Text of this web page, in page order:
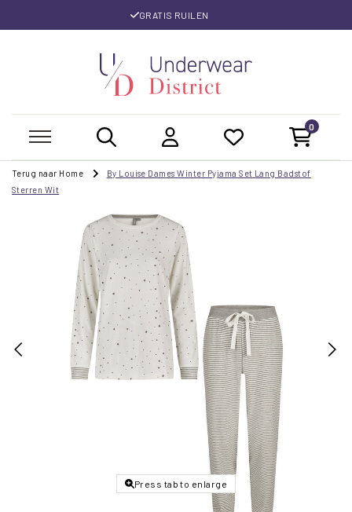
GRATIS RUILEN
0
Terug naar Home
By Louise Dames Winter Pyjama Set Lang Badstof
Sterren Wit
Press tab to enlarge